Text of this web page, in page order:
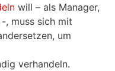
will – als Manager,
, muss sich mit
um
verhandeln.